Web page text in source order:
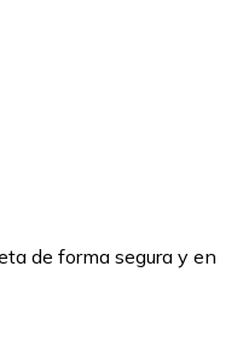
de forma segura y en